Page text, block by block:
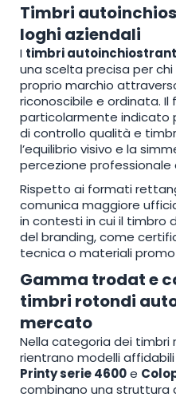
Timbri
loghi aziendali
I timbri
una scelta precisa per
proprio marchio
riconoscibile e ordinata.
particolarmente indicato
di controllo qualità e
l’equilibrio visivo e la
percezione professionale
Rispetto ai formati
comunica maggiore
in contesti in cui il timbro
del branding, come
tecnica o materiali
Gamma trodat e
timbri rotondi
mercato
Nella categoria dei
rientrano modelli
Printy serie 4600e
combinano una struttura